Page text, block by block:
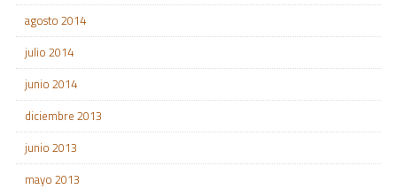
agosto 2014
julio 2014
junio 2014
diciembre 2013
junio 2013
mayo 2013